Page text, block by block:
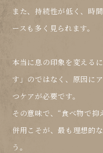
また、持続性が低く、 時
ースも多く見られます。
本当に息の印象を変える
す」のではなく、 原因に
つケアが必要です。
その意味で、 “食べ物で抑
併用こそが、最も理想的
う。